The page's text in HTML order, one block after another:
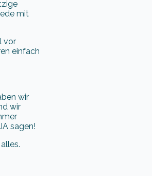
mit
vor
einfach
wir
wir
sagen!